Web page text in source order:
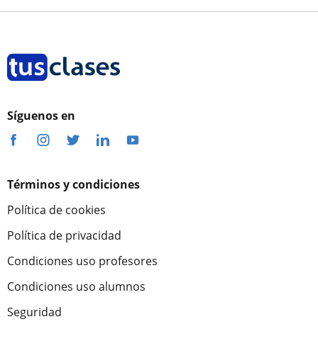
Síguenos en
Términos y condiciones
Política de cookies
Política de privacidad
Condiciones uso profesores
Condiciones uso alumnos
Seguridad